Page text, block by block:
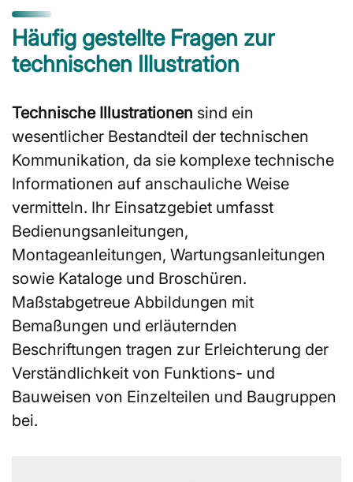
Häufig gestellte Fragen zur
technischen Illustration
Technische Illustrationen sind ein
wesentlicher Bestandteil der technischen
Kommunikation, da sie komplexe technische
Informationen auf anschauliche Weise
vermitteln. Ihr Einsatzgebiet umfasst
Bedienungsanleitungen,
Montageanleitungen, Wartungsanleitungen
sowie Kataloge und Broschüren.
Maßstabgetreue Abbildungen mit
Bemaßungen und erläuternden
Beschriftungen tragen zur Erleichterung der
Verständlichkeit von Funktions- und
Bauweisen von Einzelteilen und Baugruppen
bei.